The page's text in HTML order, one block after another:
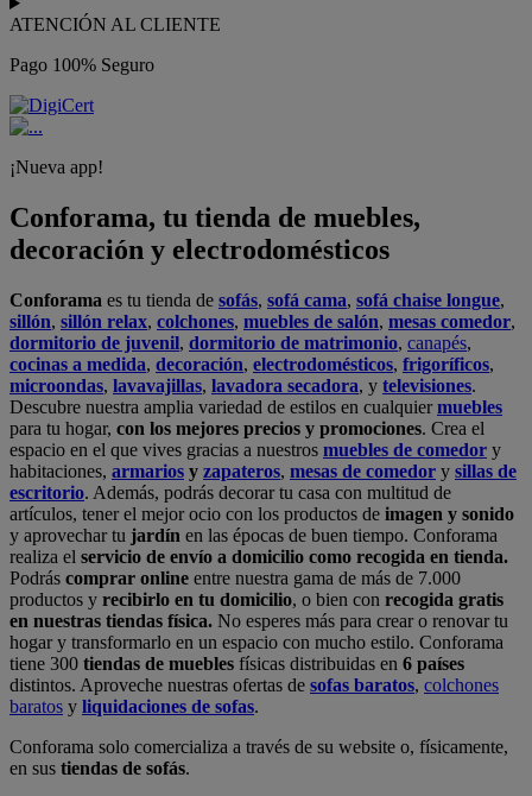
ATENCIÓN AL CLIENTE
Pago 100% Seguro
¡Nueva app!
Conforama, tu tienda de muebles,
decoración y electrodomésticos
Conforama es tu tienda de sofás, sofá cama, sofá chaise longue,
sillón, sillón relax, colchones, muebles de salón, mesas comedor,
dormitorio de juvenil, dormitorio de matrimonio, canapés,
cocinas a medida, decoración, electrodomésticos, frigoríficos,
microondas, lavavajillas, lavadora secadora, y televisiones.
Descubre nuestra amplia variedad de estilos en cualquiermuebles
para tu hogar, con los mejores precios y promociones. Crea el
espacio en el que vives gracias a nuestros muebles de comedor y
habitaciones, armarios y zapateros, mesas de comedor y sillas de
escritorio. Además, podrás decorar tu casa con multitud de
artículos, tener el mejor ocio con los productos de imagen y sonido
y aprovechar tu jardín en las épocas de buen tiempo. Conforama
realiza el servicio de envío a domicilio como recogida en tienda.
Podrás comprar online entre nuestra gama de más de 7.000
productos y recibirlo en tu domicilio, o bien con recogida gratis
en nuestras tiendas física. No esperes más para crear o renovar tu
hogar y transformarlo en un espacio con mucho estilo. Conforama
tiene 300 tiendas de muebles físicas distribuidas en 6 países
distintos. Aproveche nuestras ofertas de sofas baratos, colchones
baratos y liquidaciones de sofas.
Conforama solo comercializa a través de su website o, físicamente,
en sus tiendas de sofás.